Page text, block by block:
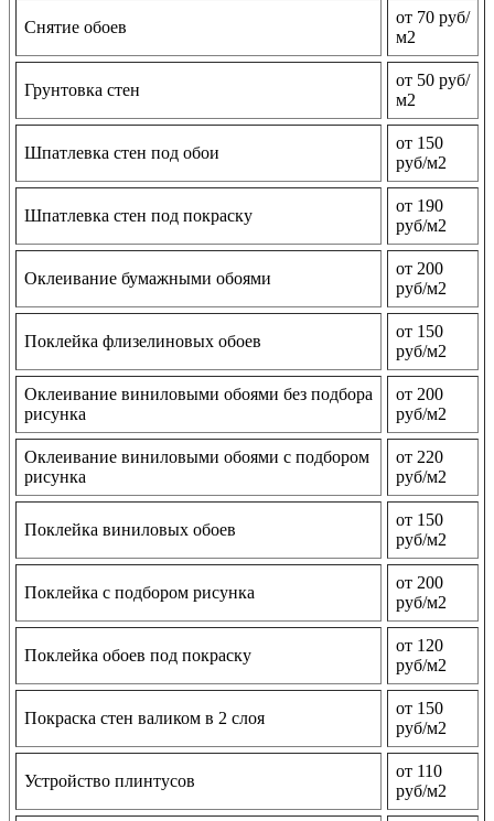
Снятие обоев
от 70 руб/
м2
Грунтовка стен
от 50 руб/
м2
Шпатлевка стен под обои
от 150
руб/м2
Шпатлевка стен под покраску
от 190
руб/м2
Оклеивание бумажными обоями
от 200
руб/м2
Поклейка флизелиновых обоев
от 150
руб/м2
Оклеивание виниловыми обоями без подбора
рисунка
от 200
руб/м2
Оклеивание виниловыми обоями с подбором
рисунка
от 220
руб/м2
Поклейка виниловых обоев
от 150
руб/м2
Поклейка с подбором рисунка
от 200
руб/м2
Поклейка обоев под покраску
от 120
руб/м2
Покраска стен валиком в 2 слоя
от 150
руб/м2
Устройство плинтусов
от 110
руб/м2